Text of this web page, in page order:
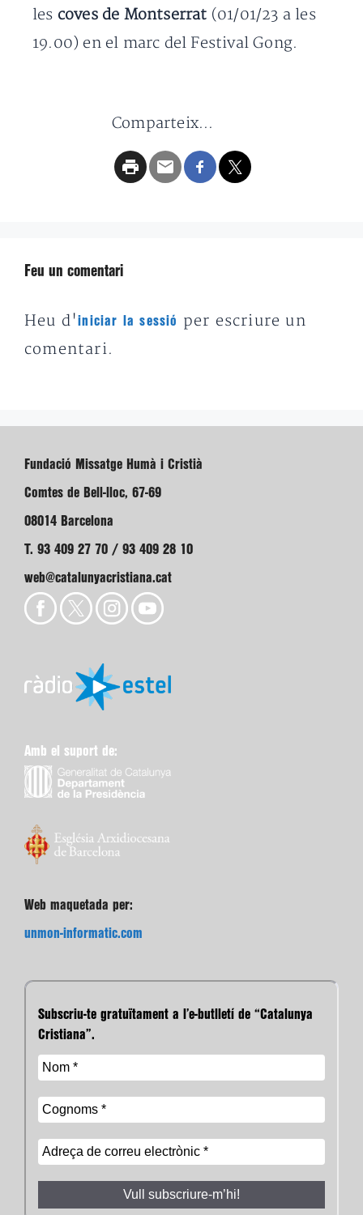
les coves de Montserrat (01/01/23 a les
19.00) en el marc del Festival Gong.
Comparteix...
Feu un comentari
Heu d'iniciar la sessió
per escriure un
comentari.
Fundació Missatge Humà i Cristià
Comtes de Bell-lloc, 67-69
08014 Barcelona
T. 93 409 27 70 / 93 409 28 10
web@catalunyacristiana.cat
Amb el suport de:
Web maquetada per:
unmon-informatic.com
Subscriu-te gratuïtament a l’e-butlletí de “Catalunya
Cristiana”.